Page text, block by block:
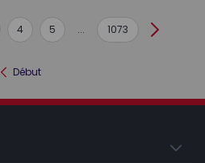
4 5 ... 1073 Suivant
Début